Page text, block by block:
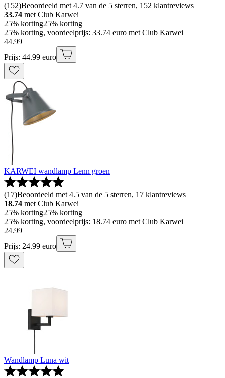
(152)Beoordeeld met 4.7 van de 5 sterren, 152 klantreviews
33.74 met Club Karwei
25% korting25% korting
25% korting, voordeelprijs: 33.74 euro met Club Karwei
44.99
Prijs: 44.99 euro
KARWEI wandlamp Lenn groen
(17)Beoordeeld met 4.5 van de 5 sterren, 17 klantreviews
18.74 met Club Karwei
25% korting25% korting
25% korting, voordeelprijs: 18.74 euro met Club Karwei
24.99
Prijs: 24.99 euro
Wandlamp Luna wit